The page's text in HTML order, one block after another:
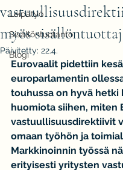
Leipätyö
Sisällöntuotanto
Blogi
myös
Päivitetty: 22.4.
Eurovaalit pidettiin
europarlamentin
touhussa on hyvä hetki
huomiota siihen, miten
vastuullisuusdirektiivit
omaan työhön ja
Markkinoinnin työssä
erityisesti yritysten